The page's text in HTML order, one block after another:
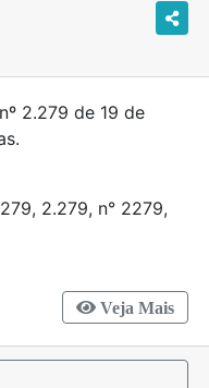
2.279 de 19 de
providências.
2.279, n° 2279,
Veja Mais